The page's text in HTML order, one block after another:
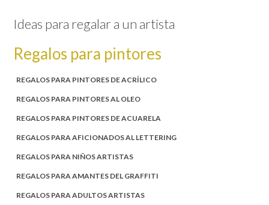
Ideas para regalar a un artista
Regalos para pintores
REGALOS PARA PINTORES DE ACRÍLICO
REGALOS PARA PINTORES AL OLEO
REGALOS PARA PINTORES DE ACUARELA
REGALOS PARA AFICIONADOS AL LETTERING
REGALOS PARA NIÑOS ARTISTAS
REGALOS PARA AMANTES DEL GRAFFITI
REGALOS PARA ADULTOS ARTISTAS